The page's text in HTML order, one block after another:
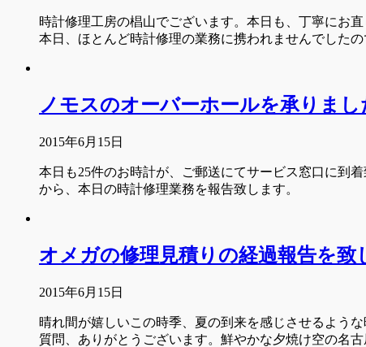
時計修理工房の椙山でございます。本日も、丁寧にお
本日、ほとんど時計修理の業務に携われませんでした
ノモスのオーバーホールを承りまし
2015年6月15日
本日も25件のお時計が、ご郵送にてサービス窓口に到
から、本日の時計修理業務を報告致します。
オメガの修理見積りの経過報告を致
2015年6月15日
晴れ間が嬉しいこの時季、夏の到来を感じさせるよう
質問、ありがとうございます。鮮やかな夕焼け空の名